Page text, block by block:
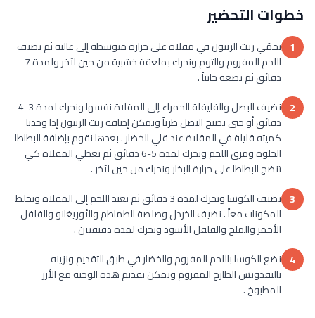
خطوات التحضير
1 نحمّي زيت الزيتون في مقلاة على حرارة متوسطة إلى عالية ثم نضيف
اللحم المفروم والثوم ونحرك بملعقة خشبية من حين لآخر ولمدة 7
دقائق ثم نضعه جانباً .
2
نضيف البصل والفليفلة الحمراء إلى المقلاة نفسها ونحرك لمدة 3-4
دقائق أو حتى يصبح البصل طرياً ويمكن إضافة زيت الزيتون إذا وجدنا
كميته قليلة في المقلاة عند قلي الخضار . بعدها نقوم بإضافة البطاطا
الحلوة ومرق اللحم ونحرك لمدة 5-6 دقائق ثم نغطي المقلاة كي
تنضج البطاطا على حرارة البخار ونحرك من حين لآخر .
3
نضيف الكوسا ونحرك لمدة 3 دقائق ثم نعيد اللحم إلى المقلاة ونخلط
المكونات معاً . نضيف الخردل وصلصة الطماطم والأوريغانو والفلفل
الأحمر والملح والفلفل الأسود ونحرك لمدة دقيقتين .
4 نضع الكوسا باللحم المفروم والخضار في طبق التقديم ونزينه
بالبقدونس الطازج المفروم ويمكن تقديم هذه الوجبة مع الأرز
المطبوخ .